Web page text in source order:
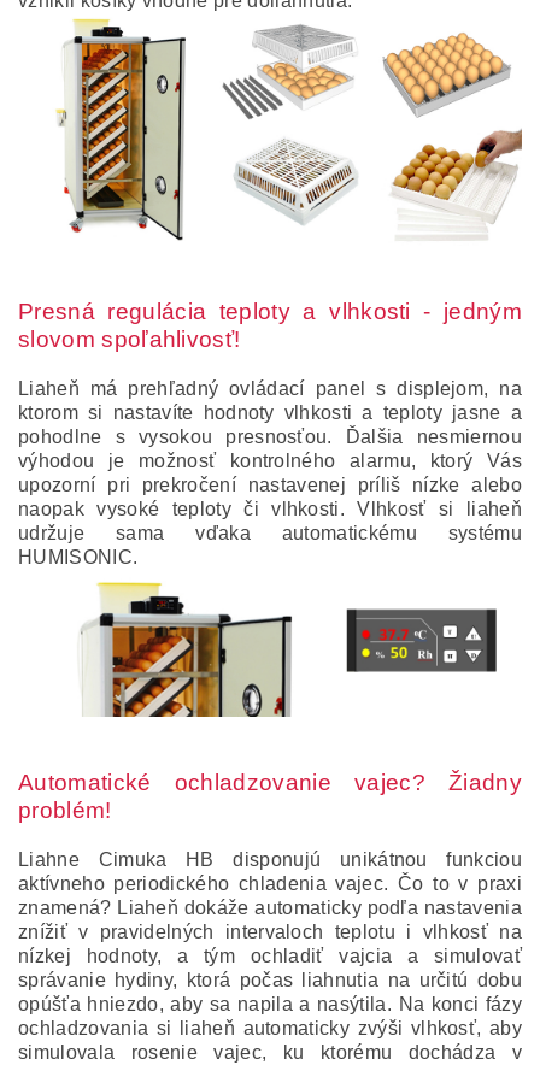
Presná regulácia teploty a vlhkosti - jedným
slovom spoľahlivosť!
Liaheň má prehľadný ovládací panel s displejom, na
ktorom si nastavíte hodnoty vlhkosti a teploty jasne a
pohodlne s vysokou presnosťou. Ďalšia nesmiernou
výhodou je možnosť kontrolného alarmu, ktorý Vás
upozorní pri prekročení nastavenej príliš nízke alebo
naopak vysoké teploty či vlhkosti. Vlhkosť si liaheň
udržuje sama vďaka automatickému systému
HUMISONIC.
Automatické ochladzovanie vajec? Žiadny
problém!
Liahne Cimuka HB disponujú unikátnou funkciou
aktívneho periodického chladenia vajec. Čo to v praxi
znamená? Liaheň dokáže automaticky podľa nastavenia
znížiť v pravidelných intervaloch teplotu i vlhkosť na
nízkej hodnoty, a tým ochladiť vajcia a simulovať
správanie hydiny, ktorá počas liahnutia na určitú dobu
opúšťa hniezdo, aby sa napila a nasýtila. Na konci fázy
ochladzovania si liaheň automaticky zvýši vlhkosť, aby
simulovala rosenie vajec, ku ktorému dochádza v